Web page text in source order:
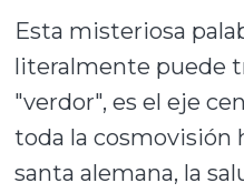
Esta misteriosa
literalmente puede
"verdor", es el eje
toda la cosmovisión
santa alemana, la